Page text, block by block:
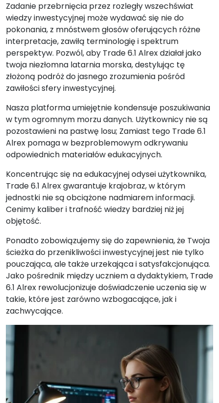
Zadanie przebrnięcia przez rozległy wszechświat
wiedzy inwestycyjnej może wydawać się nie do
pokonania, z mnóstwem głosów oferujących różne
interpretacje, zawiłą terminologię i spektrum
perspektyw. Pozwól, aby Trade 6.1 Alrex działał jako
twoja niezłomna latarnia morska, destylując tę
złożoną podróż do jasnego zrozumienia pośród
zawiłości sfery inwestycyjnej.
Nasza platforma umiejętnie kondensuje poszukiwania
w tym ogromnym morzu danych. Użytkownicy nie są
pozostawieni na pastwę losu; Zamiast tego Trade 6.1
Alrex pomaga w bezproblemowym odkrywaniu
odpowiednich materiałów edukacyjnych.
Koncentrując się na edukacyjnej odysei użytkownika,
Trade 6.1 Alrex gwarantuje krajobraz, w którym
jednostki nie są obciążone nadmiarem informacji.
Cenimy kaliber i trafność wiedzy bardziej niż jej
objętość.
Ponadto zobowiązujemy się do zapewnienia, że Twoja
ścieżka do przenikliwości inwestycyjnej jest nie tylko
pouczająca, ale także urzekająca i satysfakcjonująca.
Jako pośrednik między uczniem a dydaktykiem, Trade
6.1 Alrex rewolucjonizuje doświadczenie uczenia się w
takie, które jest zarówno wzbogacające, jak i
zachwycające.